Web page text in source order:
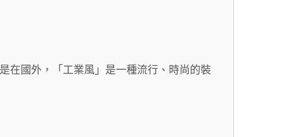
在國外，「工業風」是一種流行、時尚的裝